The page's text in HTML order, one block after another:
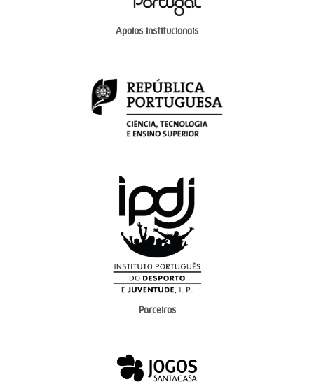
Apoios institucionais
Parceiros